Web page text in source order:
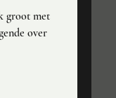
groot met